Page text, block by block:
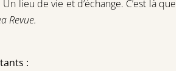
Un lieu de vie et d’échange. C’est là que
Revue.
: